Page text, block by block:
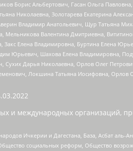
Борис Альбертович, Гасан Ольга
Николаевна, Золотарева Екатерина
Владимир Анатольевич, Щур Татьяна
Валентина Дмитриевна,
Закс Елена Владимировна, Буртина Елена
Юрьевич, Шахова Елена Владимировна,
Дарья Николаевна, Орлов Олег
Локшина Татьяна Иосифовна,
международных организаций,
Ичкерии и Дагестана, База, Асбат аль-
социальных реформ, Общество